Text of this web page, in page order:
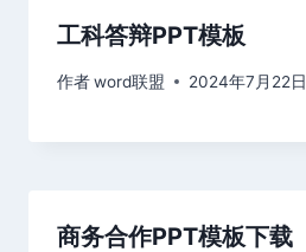
工科答辩PPT模板
作者word联盟 2024年7月22日
商务合作PPT模板下载